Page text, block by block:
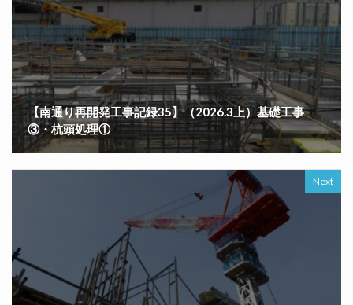
【南通り再開発工事記録35】（2026.3上）基礎工事
③・杭頭処理①
Next